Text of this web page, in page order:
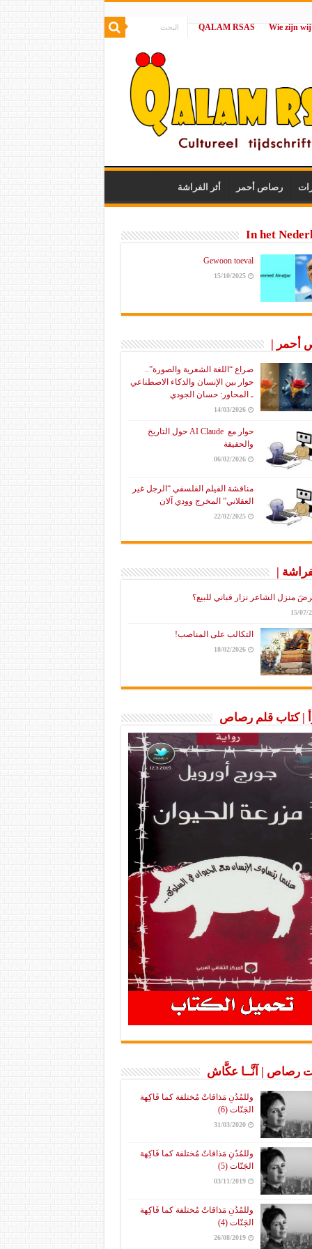
|
QALAM RSAS
رصاص أحمر أثر الفراشة
In het
Gewoon toeval
15/10/2025
أحمر |
صراع “اللغة الشعرية والصورة”..
حوار بين الإنسان والذكاء الاصطناعي
ـ المحاور: حسان الجودي
14/03/2026
حوار مع AI Claude حول التاريخ
والحقيقة
06/02/2026
مناقشة الفيلم الفلسفي “الرجل غير
العقلاني” المخرج وودي آلان
22/02/2025
|
منزل الشاعر نزار قباني للبيع؟
15/07/
التكالب على المناصب!
18/02/2026
| كتاب قلم رصاص
رصاص | آنَّــا عكَّاش
وللمُدُنِ مَذاقاتٌ مُختلفة كما فَاكِهة
الجَنّات (6)
31/03/2020
وللمُدُنِ مَذاقاتٌ مُختلفة كما فَاكِهة
الجَنّات (5)
03/11/2019
وللمُدُنِ مَذاقاتٌ مُختلفة كما فَاكِهة
الجَنّات (4)
26/08/2019